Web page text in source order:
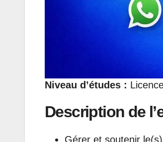
Niveau d’études :
Description de
Gérer et soutenir